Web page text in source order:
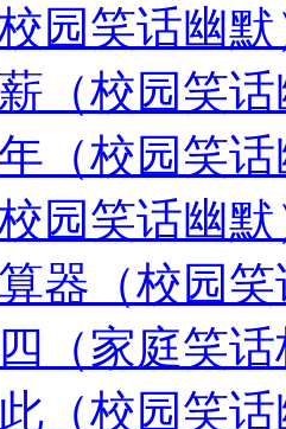
园笑话幽默
（校园笑
（校园笑
园笑话幽默
器（校园
（家庭笑
（校园笑